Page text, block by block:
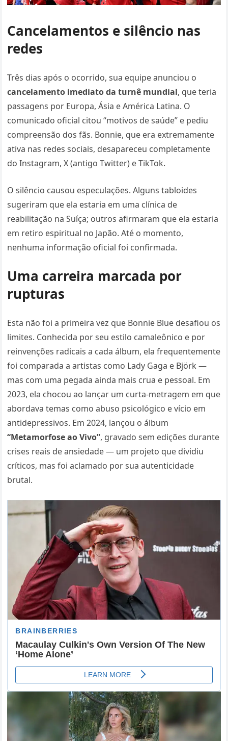
Cancelamentos e silêncio nas
redes
Três dias após o ocorrido, sua equipe anunciou o
cancelamento imediato da turnê mundial, que teria
passagens por Europa, Ásia e América Latina. O
comunicado oficial citou “motivos de saúde” e pediu
compreensão dos fãs. Bonnie, que era extremamente
ativa nas redes sociais, desapareceu completamente
do Instagram, X (antigo Twitter) e TikTok.
O silêncio causou especulações. Alguns tabloides
sugeriram que ela estaria em uma clínica de
reabilitação na Suíça; outros afirmaram que ela estaria
em retiro espiritual no Japão. Até o momento,
nenhuma informação oficial foi confirmada.
Uma carreira marcada por
rupturas
Esta não foi a primeira vez que Bonnie Blue desafiou os
limites. Conhecida por seu estilo camaleônico e por
reinvenções radicais a cada álbum, ela frequentemente
foi comparada a artistas como Lady Gaga e Björk —
mas com uma pegada ainda mais crua e pessoal. Em
2023, ela chocou ao lançar um curta-metragem em que
abordava temas como abuso psicológico e vício em
antidepressivos. Em 2024, lançou o álbum
“Metamorfose ao Vivo”, gravado sem edições durante
crises reais de ansiedade — um projeto que dividiu
críticos, mas foi aclamado por sua autenticidade
brutal.